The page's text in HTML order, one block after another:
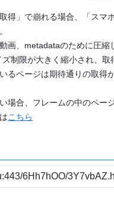
得」で崩れる場合、「スマ
画、metadataのために圧
制限が大きく縮小され、取
るページは期待通りの取得
場合、フレームの中のペー
こちら